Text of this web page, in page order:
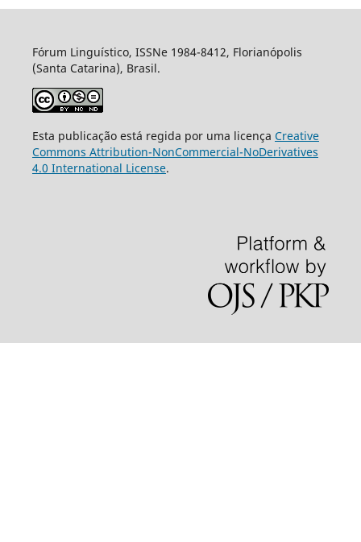
Fórum Linguístico, ISSNe 1984-8412, Florianópolis
(Santa Catarina), Brasil.
Esta publicação está regida por uma licença Creative
Commons Attribution-NonCommercial-NoDerivatives
4.0 International License.